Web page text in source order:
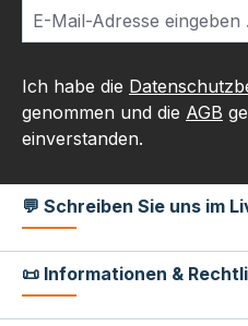
Ich habe die
genommen und die AGB
einverstanden.
💬 Schreiben Sie uns im
📜 Informationen &